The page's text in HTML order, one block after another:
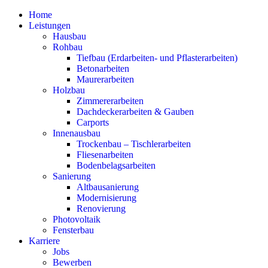
Home
Leistungen
Hausbau
Rohbau
Tiefbau (Erdarbeiten- und Pflasterarbeiten)
Betonarbeiten
Maurerarbeiten
Holzbau
Zimmererarbeiten
Dachdeckerarbeiten & Gauben
Carports
Innenausbau
Trockenbau – Tischlerarbeiten
Fliesenarbeiten
Bodenbelagsarbeiten
Sanierung
Altbausanierung
Modernisierung
Renovierung
Photovoltaik
Fensterbau
Karriere
Jobs
Bewerben